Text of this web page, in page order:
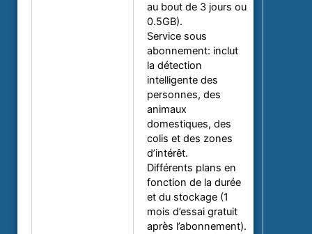
au bout de 3 jours ou
0.5GB).
Service sous
abonnement: inclut
la détection
intelligente des
personnes, des
animaux
domestiques, des
colis et des zones
d’intérêt.
Différents plans en
fonction de la durée
et du stockage (1
mois d’essai gratuit
après l’abonnement).